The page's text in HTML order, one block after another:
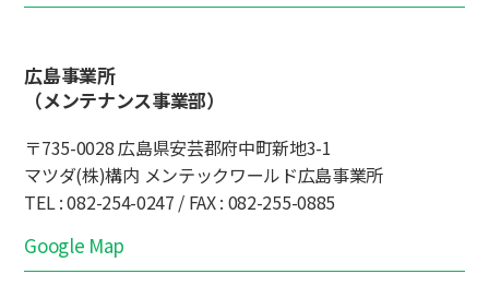
広島事業所
（メンテナンス事業部）
〒735-0028 広島県安芸郡府中町新地3-1
マツダ(株)構内 メンテックワールド広島事業所
TEL : 082-254-0247 / FAX : 082-255-0885
Google Map